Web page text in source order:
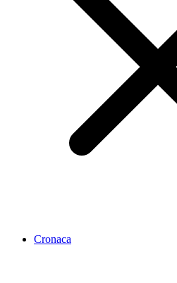
Cronaca